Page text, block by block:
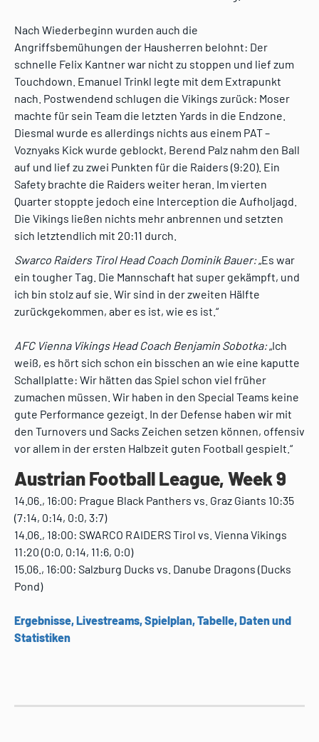
Nach Wiederbeginn wurden auch die
Angriffsbemühungen der Hausherren belohnt: Der
schnelle Felix Kantner war nicht zu stoppen und lief zum
Touchdown. Emanuel Trinkl legte mit dem Extrapunkt
nach. Postwendend schlugen die Vikings zurück: Moser
machte für sein Team die letzten Yards in die Endzone.
Diesmal wurde es allerdings nichts aus einem PAT –
Voznyaks Kick wurde geblockt, Berend Palz nahm den Ball
auf und lief zu zwei Punkten für die Raiders (9:20). Ein
Safety brachte die Raiders weiter heran. Im vierten
Quarter stoppte jedoch eine Interception die Aufholjagd.
Die Vikings ließen nichts mehr anbrennen und setzten
sich letztendlich mit 20:11 durch.
Swarco Raiders Tirol Head Coach Dominik Bauer:„Es war
ein tougher Tag. Die Mannschaft hat super gekämpft, und
ich bin stolz auf sie. Wir sind in der zweiten Hälfte
zurückgekommen, aber es ist, wie es ist.“
AFC Vienna Vikings Head Coach Benjamin Sobotka:„Ich
weiß, es hört sich schon ein bisschen an wie eine kaputte
Schallplatte: Wir hätten das Spiel schon viel früher
zumachen müssen. Wir haben in den Special Teams keine
gute Performance gezeigt. In der Defense haben wir mit
den Turnovers und Sacks Zeichen setzen können, offensiv
vor allem in der ersten Halbzeit guten Football gespielt.“
Austrian Football League, Week 9
14.06., 16:00: Prague Black Panthers vs. Graz Giants 10:35
(7:14, 0:14, 0:0, 3:7)
14.06., 18:00: SWARCO RAIDERS Tirol vs. Vienna Vikings
11:20 (0:0, 0:14, 11:6, 0:0)
15.06., 16:00: Salzburg Ducks vs. Danube Dragons (Ducks
Pond)
Ergebnisse, Livestreams, Spielplan, Tabelle, Daten und
Statistiken